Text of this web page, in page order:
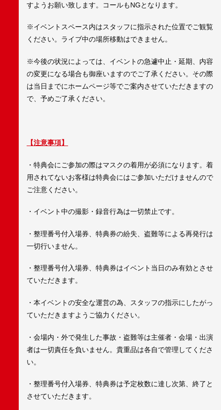
すようお願い致します。コールもNGとなります。
※イベントスペース内はスタッフに指示された位置でご観覧
ください。ライブ中の場所移動はできません。
※今後の状況によっては、イベントの急遽中止・延期、内容
の変更になる場合も御座いますのでご了承ください。その際
は当日までにホームページ等でご案内させていただきますの
で、予めご了承ください。
【注意事項】
・特典会にご参加の際はマスクの着用が必須になります。着
用されてないお客様は特典会にはご参加いただけませんので
ご注意ください。
・イベント中の撮影・録音行為は一切禁止です。
・整理番号付入場券、特典券の紛失、盗難等による再発行は
一切行いません。
・整理番号付入場券、特典券はイベント当日のみ有効とさせ
ていただきます。
・本イベントの安全な運営の為、スタッフの指示にしたがっ
ていただきますようご協力ください。
・会場内・外で発生した事故・盗難等は主催者・会場・出演
者は一切責任を負いません。貴重品は各自で管理してくださ
い。
・整理番号付入場券、特典券は予定枚数に達し次第、終了と
させていただきます。